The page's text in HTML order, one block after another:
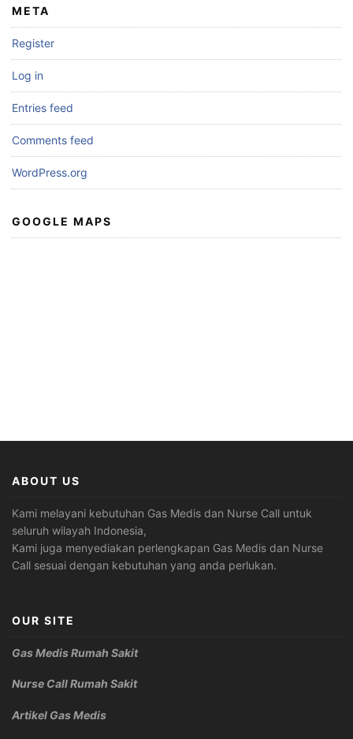
META
Register
Log in
Entries feed
Comments feed
WordPress.org
GOOGLE MAPS
ABOUT US
Kami melayani kebutuhan Gas Medis dan Nurse Call untuk
seluruh wilayah Indonesia,
Kami juga menyediakan perlengkapan Gas Medis dan Nurse
Call sesuai dengan kebutuhan yang anda perlukan.
OUR SITE
Gas Medis Rumah Sakit
Nurse Call Rumah Sakit
Artikel Gas Medis